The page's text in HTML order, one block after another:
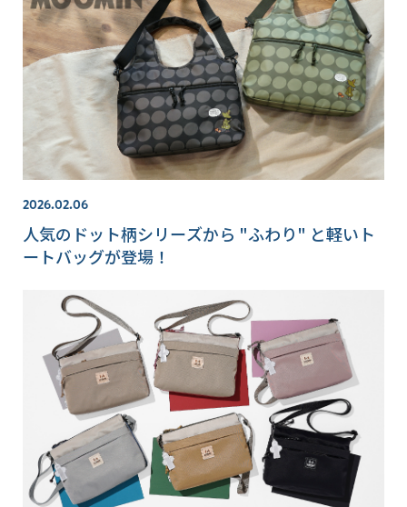
2026.02.06
人気のドット柄シリーズから "ふわり" と軽いト
ートバッグが登場！